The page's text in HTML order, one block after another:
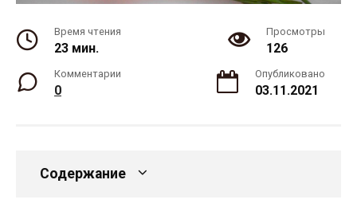
Время чтения
23 мин.
Просмотры
126
Комментарии
0
Опубликовано
03.11.2021
Содержание